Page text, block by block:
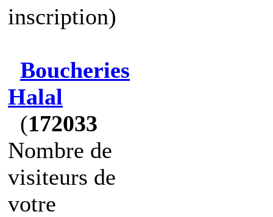
inscription)
Boucheries
Halal
(172033
Nombre de
visiteurs de
votre